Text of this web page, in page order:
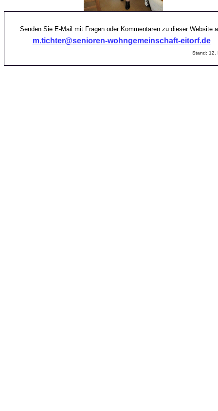
Senden Sie E-Mail mit Fragen oder Kommentaren zu dieser Website
m.tichter@senioren-wohngemeinschaft-eitorf.de
Stand: 12.